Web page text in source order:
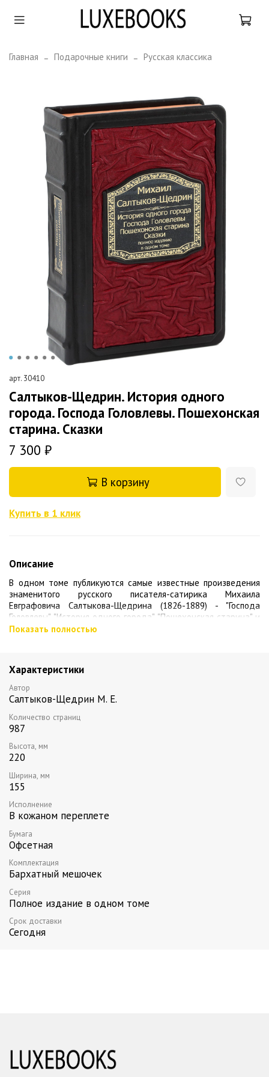
Главная Подарочные книги Русская классика
арт. 30410
Салтыков-Щедрин. История одного
города. Господа Головлевы. Пошехонская
старина. Сказки
7 300 ₽
В корзину
Купить в 1 клик
Описание
В одном томе публикуются самые известные произведения
знаменитого русского писателя-сатирика Михаила
Евграфовича Салтыкова-Щедрина (1826-1889) - "Господа
Головлевы", "История одного города", "Пошехонская старина" и
все сказки.
Показать полностью
Характеристики
Автор
Салтыков-Щедрин М. Е.
Количество страниц
987
Высота, мм
220
Ширина, мм
155
Исполнение
В кожаном переплете
Бумага
Офсетная
Комплектация
Бархатный мешочек
Серия
Полное издание в одном томе
Срок доставки
Сегодня